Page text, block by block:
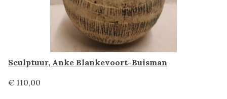
Sculptuur, Anke Blankevoort-Buisman
€ 110,00